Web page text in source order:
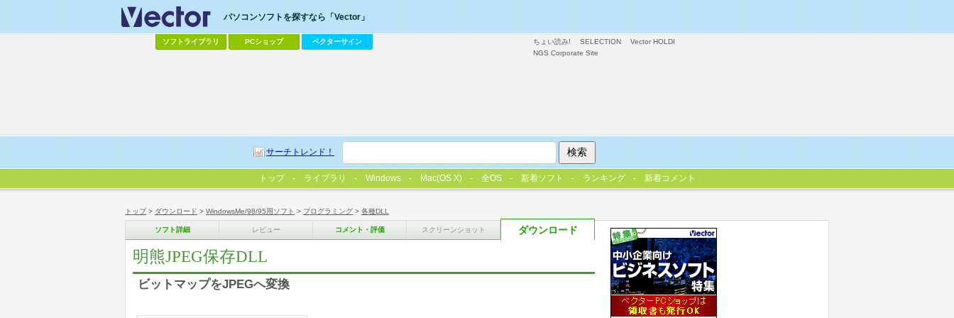
トップ> ダウンロード > WindowsMe/98/95用ソフト > プログラミング > 各種DLL
ソフト詳細 レビュー コメント・評価 スクリーンショット ダウンロード
明熊JPEG保存DLL
ビットマップをJPEGへ変換
ちょい読み! SELECTION
Vector HOLDI
NGS Corporate Site
パソコンソフトを探すなら「Vector」
ソフトライブラリ PCショップ ベクターサイン
サーチトレンド！
トップ ライブラリ Windows Mac(OS X) 全OS 新着ソフト ランキング 新着コメント